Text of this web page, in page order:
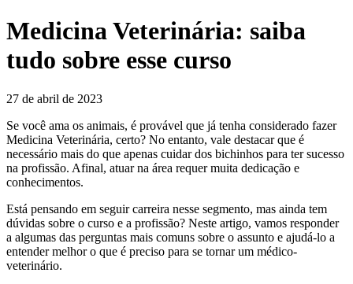
Medicina Veterinária: saiba
tudo sobre esse curso
27 de abril de 2023
Se você ama os animais, é provável que já tenha considerado fazer
Medicina Veterinária, certo? No entanto, vale destacar que é
necessário mais do que apenas cuidar dos bichinhos para ter sucesso
na profissão. Afinal, atuar na área requer muita dedicação e
conhecimentos.
Está pensando em seguir carreira nesse segmento, mas ainda tem
dúvidas sobre o curso e a profissão? Neste artigo, vamos responder
a algumas das perguntas mais comuns sobre o assunto e ajudá-lo a
entender melhor o que é preciso para se tornar um médico-
veterinário.